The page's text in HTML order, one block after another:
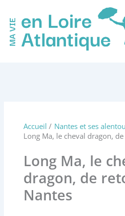
contenu
Accueil
Nantes et ses
Long Ma, le cheval dragon,
Long Ma, le
dragon, de
Nantes